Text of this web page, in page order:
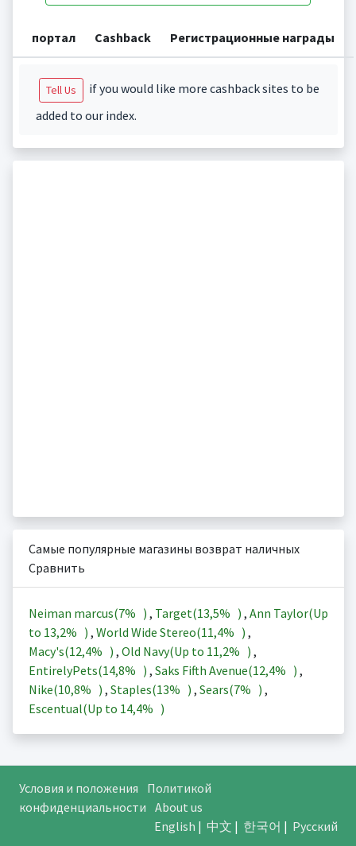
портал Cashback Регистрационные награды
Tell Us
if you would like more cashback sites to be
added to our index.
Самые популярные магазины возврат наличных
Сравнить
Neiman marcus(7% ) , Target(13,5% ) , Ann Taylor(Up
to 13,2% ) , World Wide Stereo(11,4% ) ,
Macy's(12,4% ) , Old Navy(Up to 11,2% ) ,
EntirelyPets(14,8% ) , Saks Fifth Avenue(12,4% ) ,
Nike(10,8% ) , Staples(13% ) , Sears(7% ) ,
Escentual(Up to 14,4% )
Условия и положения
Политикой
конфиденциальности About us
English | 中文 | 한국어 | Русский